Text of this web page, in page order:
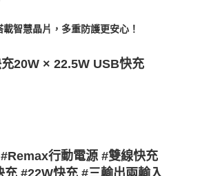
智慧晶片，多重防護更安心！
20W × 22.5W USB快充
行動電源 #雙線快充
#22W快充 #三輸出兩輸入